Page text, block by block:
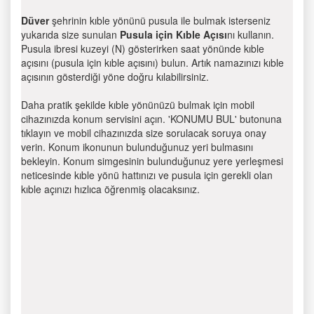
Düverşehrinin kıble yönünü pusula ile bulmak isterseniz
yukarıda size sunulan Pusula için Kıble Açısını kullanın.
Pusula ibresi kuzeyi (N) gösterirken saat yönünde kıble
açısını (pusula için kıble açısını) bulun. Artık namazınızı kıble
açısının gösterdiği yöne doğru kılabilirsiniz.
Daha pratik şekilde kıble yönünüzü bulmak için mobil
cihazınızda konum servisini açın. 'KONUMU BUL' butonuna
tıklayın ve mobil cihazınızda size sorulacak soruya onay
verin. Konum ikonunun bulunduğunuz yeri bulmasını
bekleyin. Konum simgesinin bulunduğunuz yere yerleşmesi
neticesinde kıble yönü hattınızı ve pusula için gerekli olan
kıble açınızı hızlıca öğrenmiş olacaksınız.